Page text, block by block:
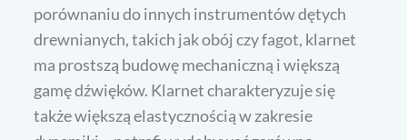
porównaniu do innych instrumentów dętych
drewnianych, takich jak obój czy fagot, klarnet
ma prostszą budowę mechaniczną i większą
gamę dźwięków. Klarnet charakteryzuje się
także większą elastycznością w zakresie